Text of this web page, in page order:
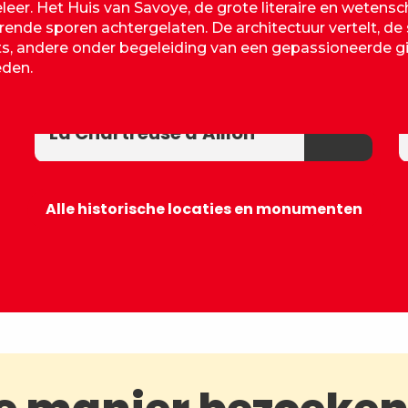
Het Huis van Savoye, de grote literaire en
sporen achtergelaten. De architectuur vertelt,
andere onder begeleiding van een gepassioneerde
La Chartreuse d'Aillon
Alle historische locaties en monumenten